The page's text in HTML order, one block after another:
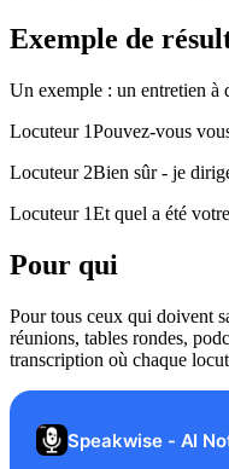
Exemple de
Un exemple : un entretien
Locuteur 1Pouvez-vous
Locuteur 2Bien sûr - je
Locuteur 1Et quel a été
Pour qui
Pour tous ceux qui doivent
réunions, tables rondes,
transcription où chaque
Speakwise - AI